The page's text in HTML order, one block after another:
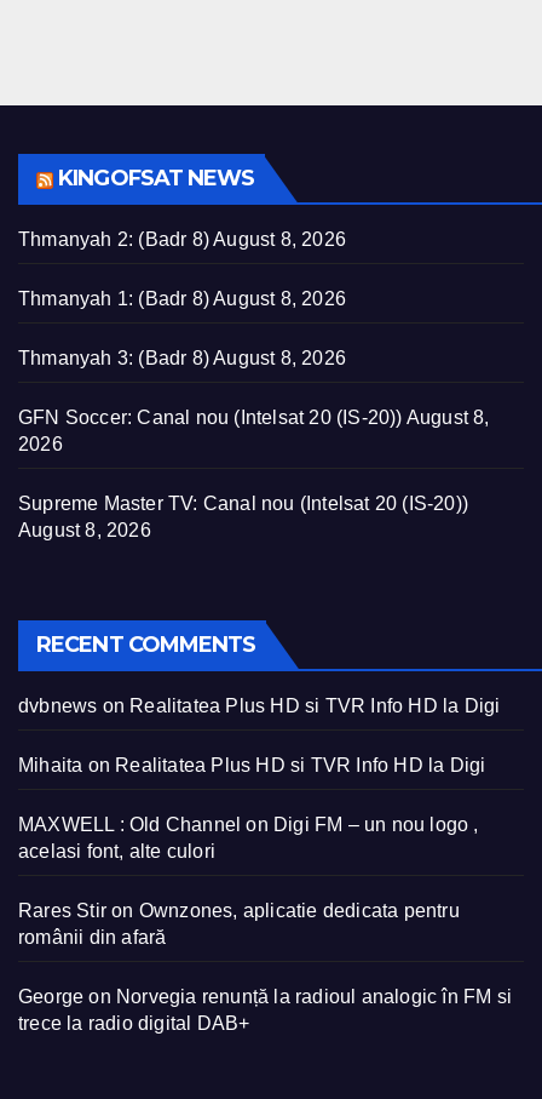
KINGOFSAT NEWS
Thmanyah 2: (Badr 8)August 8, 2026
Thmanyah 1: (Badr 8)August 8, 2026
Thmanyah 3: (Badr 8)August 8, 2026
GFN Soccer: Canal nou (Intelsat 20 (IS-20)) August 8,
2026
Supreme Master TV: Canal nou (Intelsat 20 (IS-20))
August 8, 2026
RECENT COMMENTS
dvbnews on Realitatea Plus HD si TVR Info HD la Digi
Mihaita on Realitatea Plus HD si TVR Info HD la Digi
MAXWELL : Old Channel on Digi FM – un nou logo ,
acelasi font, alte culori
Rares Stir on Ownzones, aplicatie dedicata pentru
românii din afară
George on Norvegia renunță la radioul analogic în FM si
trece la radio digital DAB+